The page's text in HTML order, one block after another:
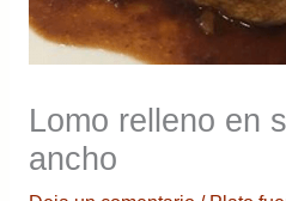
Lomo relleno en
ancho